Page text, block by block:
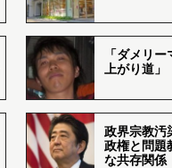
「ダメリ
上がり道」
政界宗教汚
政権と問題
な共存関係